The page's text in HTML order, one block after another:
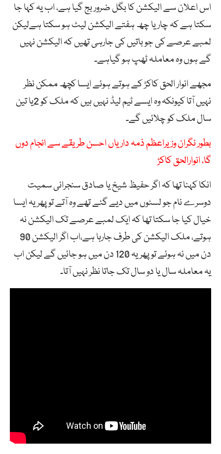
اس اعلان سے الیکشن کا بگل ضرور بج گیا ہے، اب یہ کہا جا
سکتا ہے کہ چار یا چھ ہفتے الیکشن لیٹ ہو سکتا ہےلیکن
لمبے عرصے کی جو باتیں کی جارہی تھیں کہ الیکشن نہیں
گے ہوں وہ معاملہ ٹھپ ہو گیاہے۔
مجھے انوار الحق کاکڑ کے ہوتے ہوئے ایسا کچھ ممکن نظر
نہیں آتا کیونکہ وہ ایسے ٹیم لیڈ نہیں ہیں کہ ملک کو 2یا تین
سال ملک کو چلائیں گے۔
بطور نگران وزیراعظم ذمہ داریاں احسن طریقے سے انجام دوں
گا، انوارالحق کاکڑ
انکا کہنا تھا کہ اگر حفیظ شیخ یا صادق سنجرانی سمیت
دوسرے نام جو لسٹوں میں دیے گئے تھے وہ آتے تو پھر یہ ایسا
خیال کیا جا سکتا تھا کہ ایک لمبے عرصے تک الیکشن نہ
ہوتے، ملک الیکشن کی طرف جارہا ہے،اب اگر الیکشن 90
دن میں نہ ہوئے تو پھر یہ 120 دن میں ہو جائیں گے لیکن اب
یہ معاملہ سال یا دو سال تک جاتا نظر نہیں آتا۔